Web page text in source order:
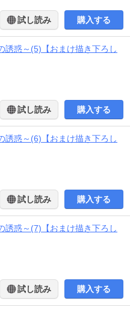
試し読み 購入する
誘惑～(5)【おまけ描き下ろし
試し読み 購入する
誘惑～(6)【おまけ描き下ろし
試し読み 購入する
誘惑～(7)【おまけ描き下ろし
試し読み 購入する